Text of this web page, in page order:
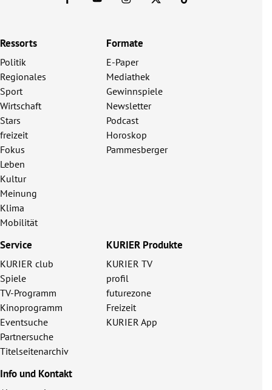
Ressorts
Politik
Regionales
Sport
Wirtschaft
Stars
freizeit
Fokus
Leben
Kultur
Meinung
Klima
Mobilität
Formate
E-Paper
Mediathek
Gewinnspiele
Newsletter
Podcast
Horoskop
Pammesberger
Service
KURIER club
Spiele
TV-Programm
Kinoprogramm
Eventsuche
Partnersuche
Titelseitenarchiv
KURIER Produkte
KURIER TV
profil
futurezone
Freizeit
KURIER App
Info und Kontakt